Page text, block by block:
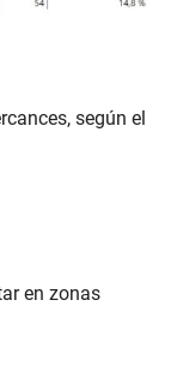
según el
en zonas